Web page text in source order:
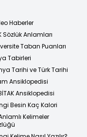
Haberler
Sözlük Anlamları
Taban Puanları
Tabirleri
Tarihi ve Türk Tarihi
Ansiklopedisi
Ansiklopedisi
Besin Kaç Kalori
Kelimeler